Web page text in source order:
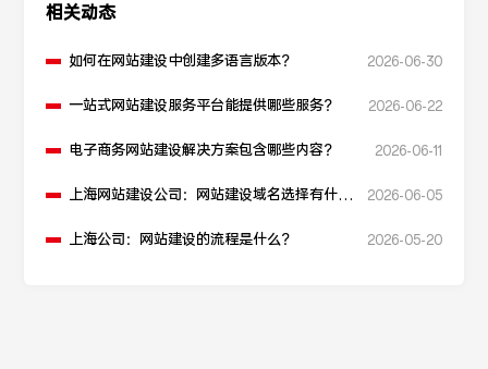
相关动态
如何在网站建设中创建多语言版本？ 2026-06-30
一站式网站建设服务平台能提供哪些服务？ 2026-06-22
电子商务网站建设解决方案包含哪些内容？ 2026-06-11
上海网站建设公司：网站建设域名选择有什么
2026-06-05
上海公司：网站建设的流程是什么？ 2026-05-20